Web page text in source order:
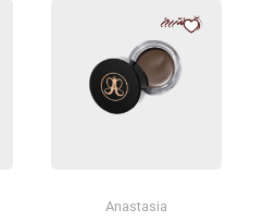
Anastasia